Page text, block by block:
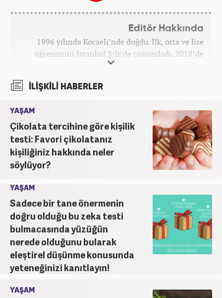
Editör Hakkında
1996 yılında Kocaeli’nde doğdu. İlk, orta ve lise
öğrenimini İstanbul Şile'de tamamladı. 2018’de
Düzce Üniversitesi Yönetim Bilişim Sistemleri
bağlı Haber7.com bünyesinde ‘SEO Editörü’
İLİŞKİLİ HABERLER
YAŞAM
Çikolata tercihine göre kişilik
testi: Favori çikolatanız
kişiliğiniz hakkında neler
söylüyor?
YAŞAM
Sadece bir tane önermenin
doğru olduğu bu zeka testi
bulmacasında yüzüğün
nerede olduğunu bularak
eleştirel düşünme konusunda
yeteneğinizi kanıtlayın!
YAŞAM